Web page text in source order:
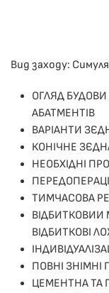
Вид заходу:
ОГЛЯД
АБАТМЕНТІВ
ВАРІАНТИ
КОНІЧНЕ
НЕОБХІДНІ
ТИМЧАСОВА
ВІДБИТКОВИИ
ВІДБИТКОВІ
ПОВНІ ЗНІМНІ
ЦЕМЕНТНА ТА